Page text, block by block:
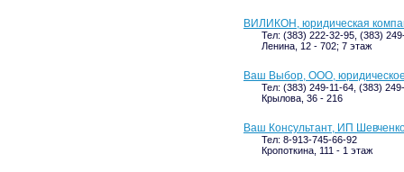
ВИЛИКОН, юридическая
Тел: (383) 222-32-95, (383)
Ленина, 12 - 702; 7 этаж
Ваш Выбор, ООО, юридическое
Тел: (383) 249-11-64, (383)
Крылова, 36 - 216
Ваш Консультант, ИП
Тел: 8-913-745-66-92
Кропоткина, 111 - 1 этаж